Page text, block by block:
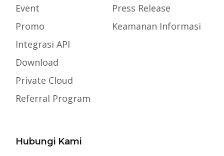
Event
Promo
Integrasi API
Download
Private Cloud
Referral Program
Press Release
Keamanan Informasi
Hubungi Kami